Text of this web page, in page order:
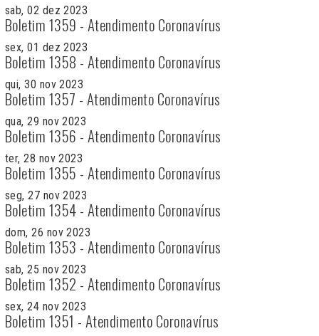
sab, 02 dez 2023
Boletim 1359 - Atendimento Coronavírus
sex, 01 dez 2023
Boletim 1358 - Atendimento Coronavírus
qui, 30 nov 2023
Boletim 1357 - Atendimento Coronavírus
qua, 29 nov 2023
Boletim 1356 - Atendimento Coronavírus
ter, 28 nov 2023
Boletim 1355 - Atendimento Coronavírus
seg, 27 nov 2023
Boletim 1354 - Atendimento Coronavírus
dom, 26 nov 2023
Boletim 1353 - Atendimento Coronavírus
sab, 25 nov 2023
Boletim 1352 - Atendimento Coronavírus
sex, 24 nov 2023
Boletim 1351 - Atendimento Coronavírus